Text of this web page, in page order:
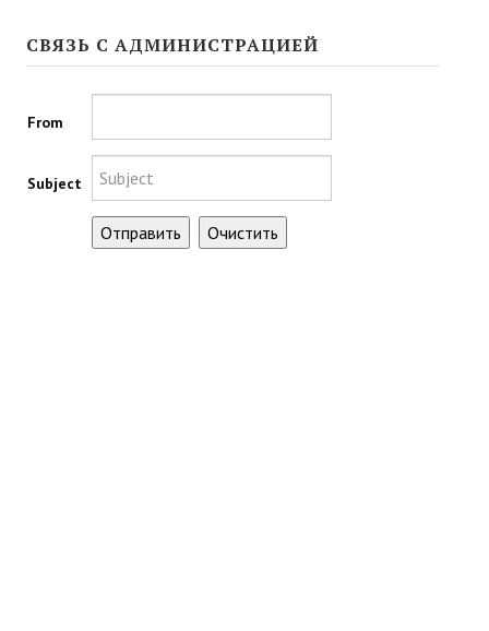
СВЯЗЬ С АДМИНИСТРАЦИЕЙ
From
Subject